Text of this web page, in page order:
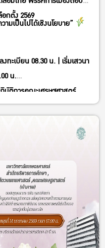
กตั้ง 2569
มเป็นไปได้เชิงนโยบาย”
ทะเบียน 08.30 น. | เริ่มเสวนา
น.
บัติการคณะเศรษฐศาสตร์
ตรศาสตร์
economicskasetsart
>>